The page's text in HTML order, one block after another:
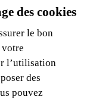
des cookies
le bon
l’utilisation
des
pouvez